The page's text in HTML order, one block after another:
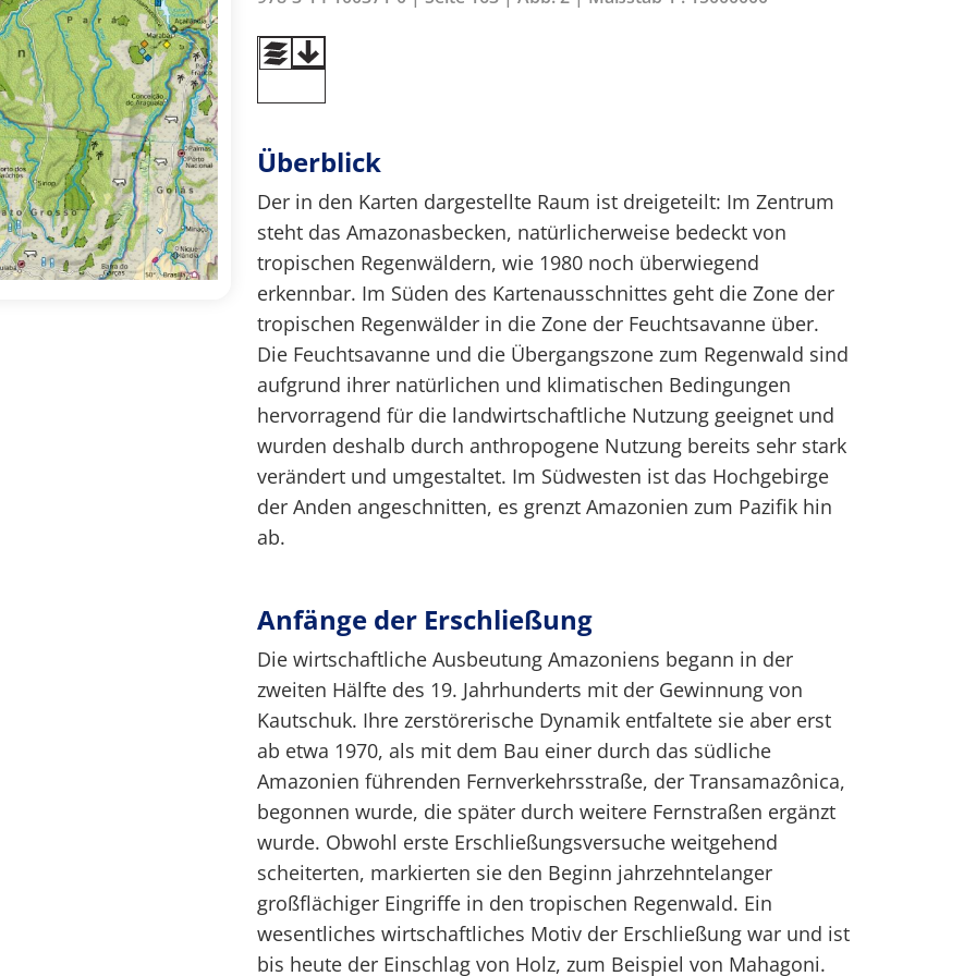
Überblick
Der in den Karten dargestellte Raum ist dreigeteilt: Im Zentrum
steht das Amazonasbecken, natürlicherweise bedeckt von
tropischen Regenwäldern, wie 1980 noch überwiegend
erkennbar. Im Süden des Kartenausschnittes geht die Zone der
tropischen Regenwälder in die Zone der Feuchtsavanne über.
Die Feuchtsavanne und die Übergangszone zum Regenwald sind
aufgrund ihrer natürlichen und klimatischen Bedingungen
hervorragend für die landwirtschaftliche Nutzung geeignet und
wurden deshalb durch anthropogene Nutzung bereits sehr stark
verändert und umgestaltet. Im Südwesten ist das Hochgebirge
der Anden angeschnitten, es grenzt Amazonien zum Pazifik hin
ab.
Anfänge der Erschließung
Die wirtschaftliche Ausbeutung Amazoniens begann in der
zweiten Hälfte des 19. Jahrhunderts mit der Gewinnung von
Kautschuk. Ihre zerstörerische Dynamik entfaltete sie aber erst
ab etwa 1970, als mit dem Bau einer durch das südliche
Amazonien führenden Fernverkehrsstraße, der Transamazônica,
begonnen wurde, die später durch weitere Fernstraßen ergänzt
wurde. Obwohl erste Erschließungsversuche weitgehend
scheiterten, markierten sie den Beginn jahrzehntelanger
großflächiger Eingriffe in den tropischen Regenwald. Ein
wesentliches wirtschaftliches Motiv der Erschließung war und ist
bis heute der Einschlag von Holz, zum Beispiel von Mahagoni.